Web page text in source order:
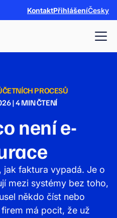
KontaktPřihlášeníČesky
PROCESŮ
|4MIN ČTENÍ
není e-
jak faktura vypadá. Je o
mezi systémy bez toho,
někdo číst nebo
má pocit, že už